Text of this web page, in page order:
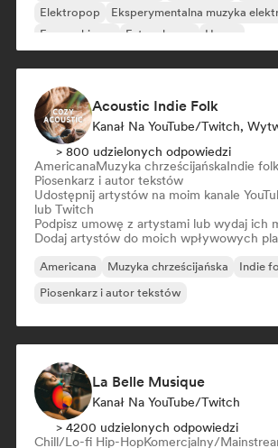
Elektropop
Eksperymentalna muzyka
Francuski pop
Future house House
Acoustic Indie Folk
> 800 udzielonych odpowiedzi
AmericanaMuzyka chrześcijańskaIndie folk
Piosenkarz i autor tekstów
Udostępnij artystów na moim kanale
lub Twitch
Podpisz umowę z artystami lub wydaj ich
Dodaj artystów do moich wpływowych
Americana Muzyka chrześcijańska
Indie
Piosenkarz i autor tekstów
La Belle Musique
Kanał Na YouTube/Twitch
> 4200 udzielonych odpowiedzi
Chill/Lo-fi Hip-HopKomercjalny/